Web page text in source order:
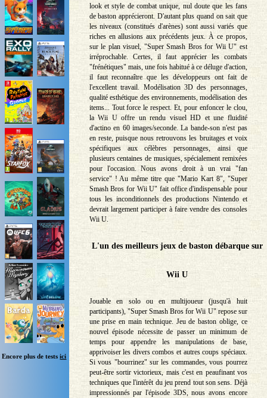
Encore plus de testsici
look et style de combat unique, nul doute que les fans
de baston apprécieront. D'autant plus quand on sait que
les niveaux (constitués d'arènes) sont aussi variés que
riches en allusions aux précédents jeux. À ce propos,
sur le plan visuel, "Super Smash Bros for Wii U" est
irréprochable. Certes, il faut apprécier les combats
"frénétiques" mais, une fois habitué à ce déluge d'action,
il faut reconnaître que les développeurs ont fait de
l'excellent travail. Modélisation 3D des personnages,
qualité esthétique des environnements, modélisation des
items... Tout force le respect. Et, pour enfoncer le clou,
la Wii U offre un rendu visuel HD et une fluidité
d'actino en 60 images/seconde. La bande-son n'est pas
en reste, puisque nous retrouvons les bruitages et voix
spécifiques aux célèbres personnages, ainsi que
plusieurs centaines de musiques, spécialement remixées
pour l'occasion. Nous avons droit à un vrai "fan
service" ! Au même titre que "Mario Kart 8", "Super
Smash Bros for Wii U" fait office d'indispensable pour
tous les inconditionnels des productions Nintendo et
devrait largement participer à faire vendre des consoles
Wii U.
L'un des meilleurs jeux de baston débarque sur
Wii U
Jouable en solo ou en multijoueur (jusqu'à huit
participants), "Super Smash Bros for Wii U" repose sur
une prise en main technique. Jeu de baston oblige, ce
nouvel épisode nécessite de passer un minimum de
temps pour appendre les manipulations de base,
apprivoiser les divers combos et autres coups spéciaux.
Si vous "bourrinez" sur les commandes, vous pourrez
peut-être sortir victorieux, mais c'est en peaufinant vos
techniques que l'intérêt du jeu prend tout son sens. Déjà
impressionnés par l'épisode 3DS, nous avons encore